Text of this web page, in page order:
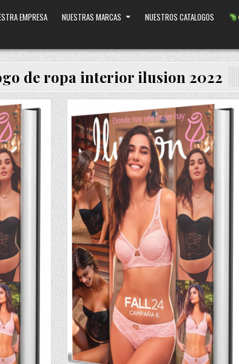
EMPRESA NUESTRAS MARCAS NUESTROS CATALOGOS
de ropa interior ilusion 2022
Posted
in